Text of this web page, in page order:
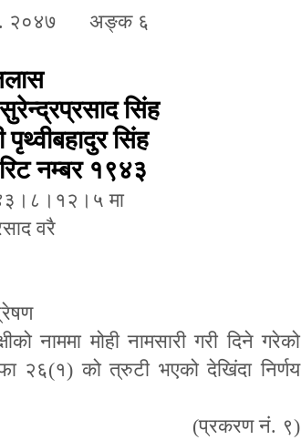
२०४७ अङ्क ६
सिंह
पृथ्वीबहादुर सिंह
नम्बर १९४३
मा
वरै
नाममा मोही नामसारी गरी दिने गरेको
दफा २६(१) को त्रुटी भएको देखिंदा निर्णय
(प्रकरण नं. ९)